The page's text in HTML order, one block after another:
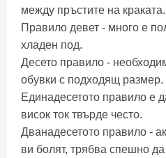
между пръстите на краката.
Правило девет - много е
хладен под.
Десето правило -
обувки с подходящ размер.
Единадесетото правило е
висок ток твърде често.
Дванадесетото правило -
ви болят, трябва спешно